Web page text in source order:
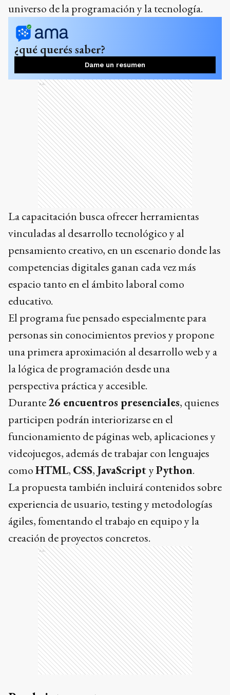
universo de la programación y la tecnología.
¿qué querés saber?
Dame un resumen
Ads
La capacitación busca ofrecer herramientas
vinculadas al desarrollo tecnológico y al
pensamiento creativo, en un escenario donde las
competencias digitales ganan cada vez más
espacio tanto en el ámbito laboral como
educativo.
El programa fue pensado especialmente para
personas sin conocimientos previos y propone
una primera aproximación al desarrollo web y a
la lógica de programación desde una
perspectiva práctica y accesible.
Durante26 encuentros presenciales, quienes
participen podrán interiorizarse en el
funcionamiento de páginas web, aplicaciones y
videojuegos, además de trabajar con lenguajes
comoHTML, CSS, JavaScriptyPython.
La propuesta también incluirá contenidos sobre
experiencia de usuario, testing y metodologías
ágiles, fomentando el trabajo en equipo y la
creación de proyectos concretos.
Ads